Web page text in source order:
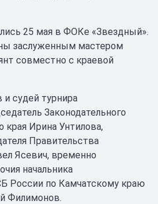
25 мая в ФОКе «Звездный».
заслуженным мастером
совместно с краевой
и судей турнира
Законодательного
края Ирина Унтилова,
Правительства
Ясевич, временно
начальника
России по Камчатскому краю
Филимонов.